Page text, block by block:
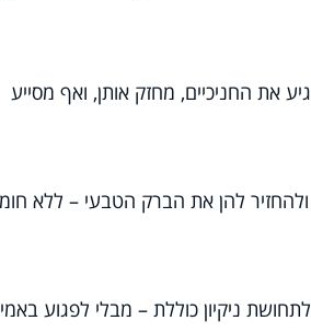
את החניכיים, מחזק אותן, ואף מסייע
להן את הברק הטבעי – ללא
ניקיון כוללת – מבלי לפגוע